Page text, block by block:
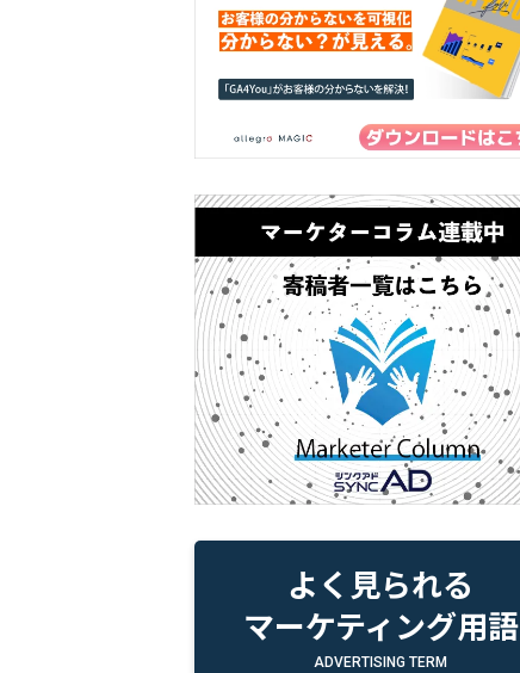
よく見られる
マーケティング用語
ADVERTISING TERM